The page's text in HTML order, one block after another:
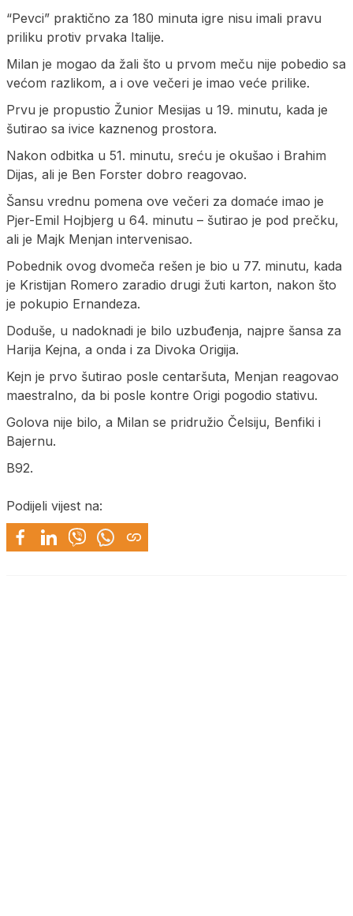
“Pevci” praktično za 180 minuta igre nisu imali pravu
priliku protiv prvaka Italije.
Milan je mogao da žali što u prvom meču nije pobedio sa
većom razlikom, a i ove večeri je imao veće prilike.
Prvu je propustio Žunior Mesijas u 19. minutu, kada je
šutirao sa ivice kaznenog prostora.
Nakon odbitka u 51. minutu, sreću je okušao i Brahim
Dijas, ali je Ben Forster dobro reagovao.
Šansu vrednu pomena ove večeri za domaće imao je
Pjer-Emil Hojbjerg u 64. minutu – šutirao je pod prečku,
ali je Majk Menjan intervenisao.
Pobednik ovog dvomeča rešen je bio u 77. minutu, kada
je Kristijan Romero zaradio drugi žuti karton, nakon što
je pokupio Ernandeza.
Doduše, u nadoknadi je bilo uzbuđenja, najpre šansa za
Harija Kejna, a onda i za Divoka Origija.
Kejn je prvo šutirao posle centaršuta, Menjan reagovao
maestralno, da bi posle kontre Origi pogodio stativu.
Golova nije bilo, a Milan se pridružio Čelsiju, Benfiki i
Bajernu.
B92.
Podijeli vijest na: